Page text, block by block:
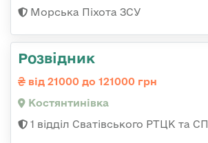
Морська Піхота ЗСУ
Розвідник
від 21000 до 121000 грн
Костянтинівка
1 відділ Сватівського РТЦК та СП